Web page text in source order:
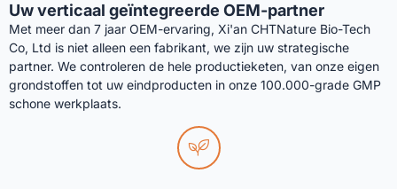
Uw verticaal geïntegreerde OEM-partner
Met meer dan 7 jaar OEM-ervaring, Xi'an CHTNature Bio-Tech
Co, Ltd is niet alleen een fabrikant, we zijn uw strategische
partner. We controleren de hele productieketen, van onze eigen
grondstoffen tot uw eindproducten in onze 100.000-grade GMP
schone werkplaats.